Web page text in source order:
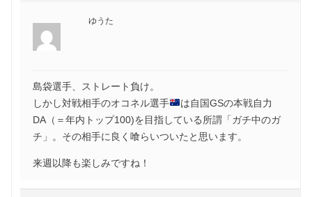
ゆうた
島袋選手、ストレート負け。
しかし対戦相手のオコネル選手
は自国GSの本戦自力
DA（＝年内トップ100)を目指している所謂「ガチ中のガ
チ」。その相手に良く喰らいついたと思います。
来週以降も楽しみですね！